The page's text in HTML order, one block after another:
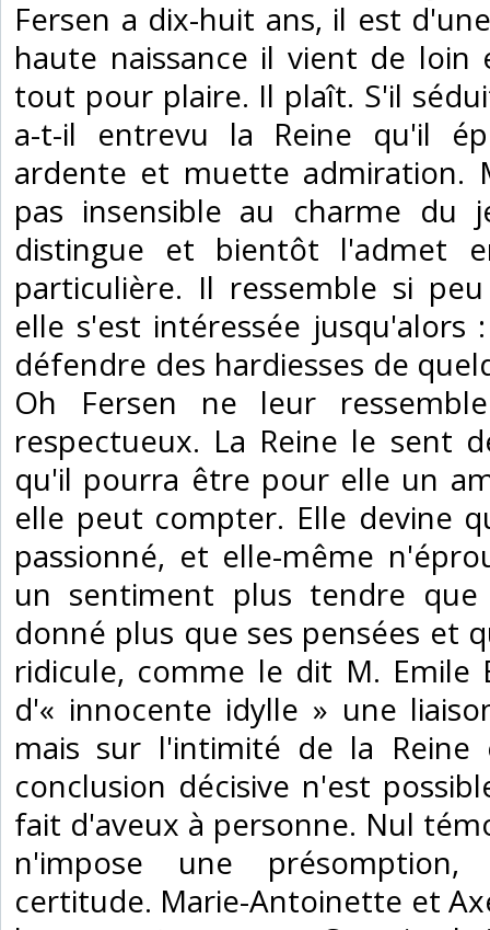
Fersen a dix-huit ans, il est
haute naissance il vient de
tout pour plaire. Il plaît. S'il
a-t-il entrevu la Reine qu'il
ardente et muette admiration.
pas insensible au charme du
distingue et bientôt l'admet
particulière. Il ressemble si
elle s'est intéressée jusqu'alors
défendre des hardiesses de
Oh Fersen ne leur
respectueux. La Reine le sent
qu'il pourra être pour elle un
elle peut compter. Elle devine
passionné, et elle-même
un sentiment plus tendre
donné plus que ses pensées et
ridicule, comme le dit M. Emile
d'« innocente idylle » une
mais sur l'intimité de la Reine
conclusion décisive n'est
fait d'aveux à personne. Nul
n'impose une
certitude. Marie-Antoinette et